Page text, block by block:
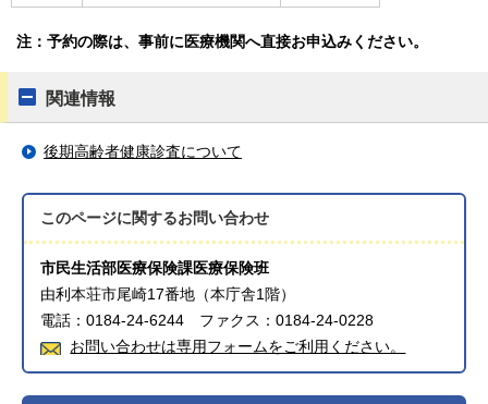
注：予約の際は、事前に医療機関へ直接お申込みください。
関連情報
後期高齢者健康診査について
このページに関するお問い合わせ
市民生活部医療保険課医療保険班
由利本荘市尾崎17番地（本庁舎1階）
電話：0184-24-6244 ファクス：0184-24-0228
お問い合わせは専用フォームをご利用ください。